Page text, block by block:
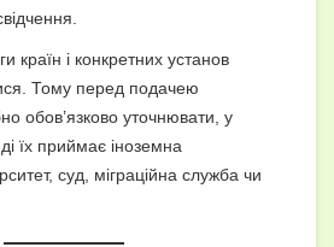
країн і конкретних установ
Тому перед подачею
обов’язково уточнювати, у
їх приймає іноземна
суд, міграційна служба чи